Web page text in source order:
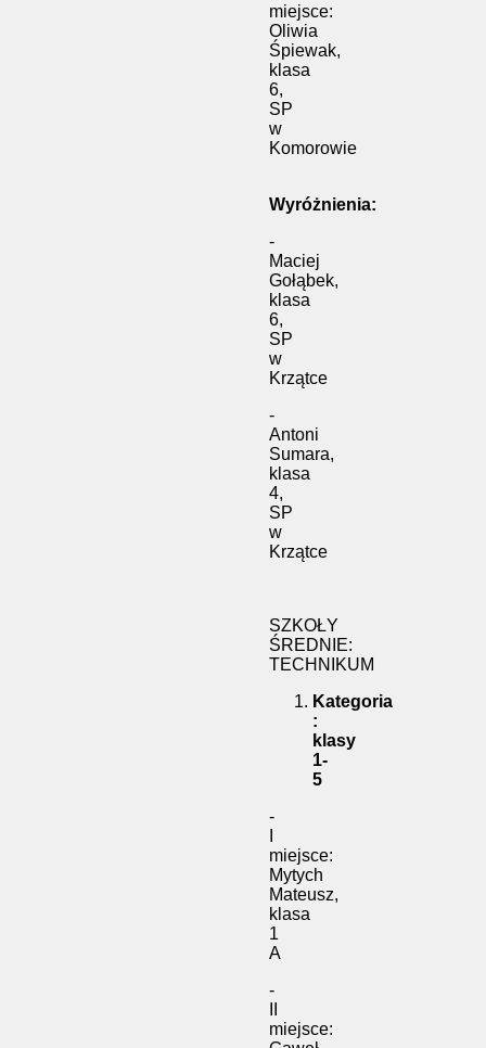
miejsce:
Oliwia
Śpiewak,
klasa
6,
SP
w
Komorowie
Wyróżnienia:
-
Maciej
Gołąbek,
klasa
6,
SP
w
Krzątce
-
Antoni
Sumara,
klasa
4,
SP
w
Krzątce
SZKOŁY
ŚREDNIE:
TECHNIKUM
Kategoria
:
klasy
1-
5
-
miejsce:
Mytych
Mateusz,
klasa
1
A
-
miejsce: